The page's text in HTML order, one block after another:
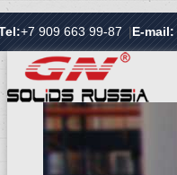
+7 909 663 99-87 |E-mail: